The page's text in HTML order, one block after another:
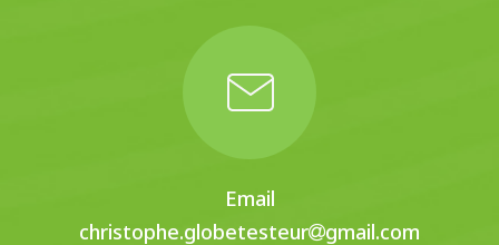
Email
christophe.globetesteur
gmail.com